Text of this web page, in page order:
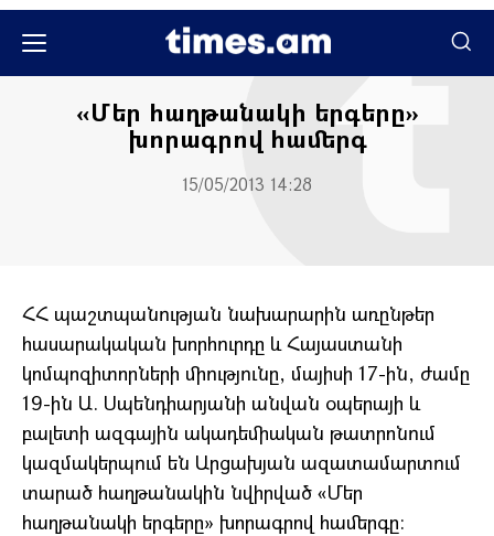
«Մեր հաղթանակի երգերը»
խորագրով համերգ
15/05/2013 14:28
ՀՀ պաշտպանության նախարարին առընթեր
հասարակական խորհուրդը և Հայաստանի
կոմպոզիտորների միությունը, մայիսի 17-ին, ժամը
19-ին Ա. Սպենդիարյանի անվան օպերայի և
բալետի ազգային ակադեմիական թատրոնում
կազմակերպում են Արցախյան ազատամարտում
տարած հաղթանակին նվիրված «Մեր
հաղթանակի երգերը» խորագրով համերգը: